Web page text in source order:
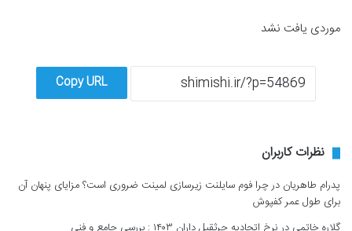
موردی یافت نشد
Copy URL
نظرات کاربران
پدرام طاهریان درچرا فوم سایلنت زیرسازی لمینت ضروری است؟ مزایای پنهان آن
برای طول عمر کفپوش